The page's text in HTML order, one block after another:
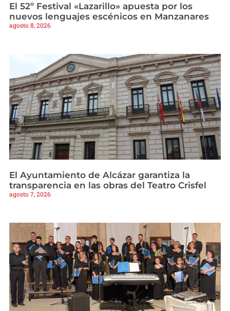
El 52º Festival «Lazarillo» apuesta por los
nuevos lenguajes escénicos en Manzanares
agosto 8, 2026
El Ayuntamiento de Alcázar garantiza la
transparencia en las obras del Teatro Crisfel
agosto 7, 2026